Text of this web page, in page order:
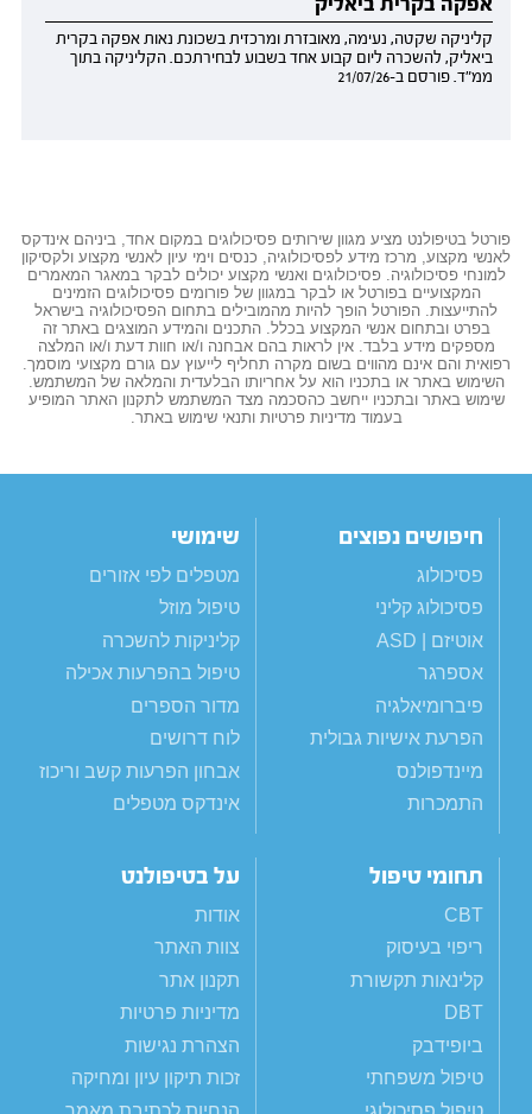
קליניקה שקטה, נעימה, מאובזרת ומרכזית בשכונת נאות אפקה בקרית
ביאליק, להשכרה ליום קבוע אחד בשבוע לבחירתכם. הקליניקה בתוך
ממ"ד. פורסם ב-21/07/26
פורטל בטיפולנט מציע מגוון שירותים פסיכולוגים במקום אחד, ביניהם אינדקס
לאנשי מקצוע, מרכז מידע לפסיכולוגיה, כנסים וימי עיון לאנשי מקצוע ולקסיקון
למונחי פסיכולוגיה. פסיכולוגים ואנשי מקצוע יכולים לבקר במאגר המאמרים
המקצועיים בפורטל או לבקר במגוון של פורומים פסיכולוגים הזמינים
להתייעצות. הפורטל הופך להיות מהמובילים בתחום הפסיכולוגיה בישראל
בפרט ובתחום אנשי המקצוע בכלל. התכנים והמידע המוצגים באתר זה
מספקים מידע בלבד. אין לראות בהם אבחנה ו/או חוות דעת ו/או המלצה
רפואית והם אינם מהווים בשום מקרה תחליף לייעוץ עם גורם מקצועי מוסמך.
השימוש באתר או בתכניו הוא על אחריותו הבלעדית והמלאה של המשתמש.
שימוש באתר ובתכניו ייחשב כהסכמה מצד המשתמש לתקנון האתר המופיע
בעמוד מדיניות פרטיות ותנאי שימוש באתר.
חיפושים נפוצים
פסיכולוג
פסיכולוג קליני
אוטיזם | ASD
אספרגר
פיברומיאלגיה
הפרעת אישיות גבולית
מיינדפולנס
התמכרות
שימושי
מטפלים לפי אזורים
טיפול מוזל
קליניקות להשכרה
טיפול בהפרעות אכילה
מדור הספרים
לוח דרושים
אבחון הפרעות קשב וריכוז
אינדקס מטפלים
תחומי טיפול
CBT
ריפוי בעיסוק
קלינאות תקשורת
DBT
ביופידבק
טיפול משפחתי
על בטיפולנט
אודות
צוות האתר
תקנון אתר
מדיניות פרטיות
הצהרת נגישות
זכות תיקון עיון ומחיקה